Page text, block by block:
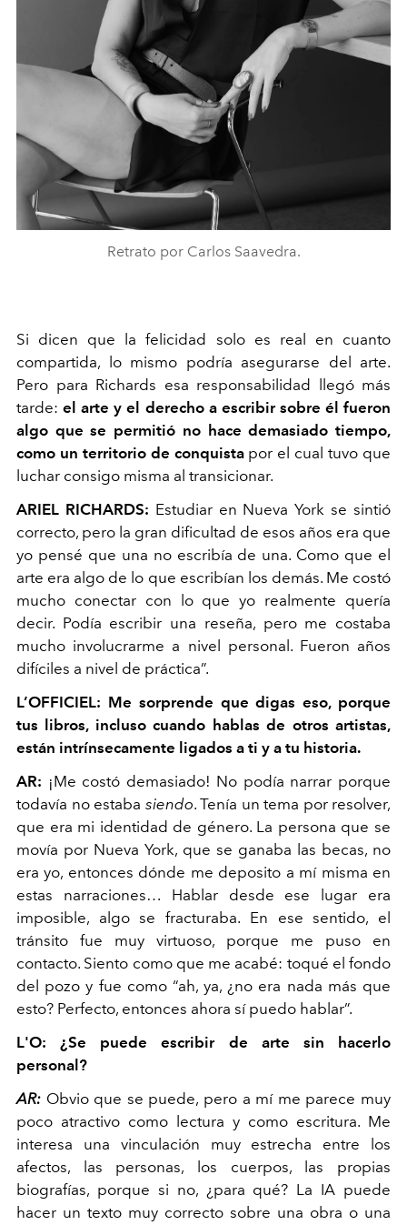
Retrato por Carlos Saavedra.
Si dicen que la felicidad solo es real en cuanto
compartida, lo mismo podría asegurarse del arte.
Pero para Richards esa responsabilidad llegó más
tarde:el arte y el derecho a escribir sobre él fueron
algo que se permitió no hace demasiado tiempo,
como un territorio de conquistapor el cual tuvo que
luchar consigo misma al transicionar.
ARIEL RICHARDS: Estudiar en Nueva York se sintió
correcto, pero la gran dificultad de esos años era que
yo pensé que una no escribía de una. Como que el
arte era algo de lo que escribían los demás. Me costó
mucho conectar con lo que yo realmente quería
decir. Podía escribir una reseña, pero me costaba
mucho involucrarme a nivel personal. Fueron años
difíciles a nivel de práctica”.
L’OFFICIEL: Me sorprende que digas eso, porque
tus libros, incluso cuando hablas de otros artistas,
están intrínsecamente ligados a ti y a tu historia.
AR: ¡Me costó demasiado! No podía narrar porque
todavía no estaba siendo. Tenía un tema por resolver,
que era mi identidad de género. La persona que se
movía por Nueva York, que se ganaba las becas, no
era yo, entonces dónde me deposito a mí misma en
estas narraciones… Hablar desde ese lugar era
imposible, algo se fracturaba. En ese sentido, el
tránsito fue muy virtuoso, porque me puso en
contacto. Siento como que me acabé: toqué el fondo
del pozo y fue como “ah, ya, ¿no era nada más que
esto? Perfecto, entonces ahora sí puedo hablar”.
L'O: ¿Se puede escribir de arte sin hacerlo
personal?
AR: Obvio que se puede, pero a mí me parece muy
poco atractivo como lectura y como escritura. Me
interesa una vinculación muy estrecha entre los
afectos, las personas, los cuerpos, las propias
biografías, porque si no, ¿para qué? La IA puede
hacer un texto muy correcto sobre una obra o una